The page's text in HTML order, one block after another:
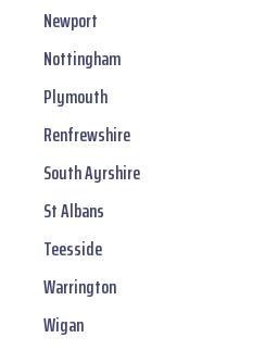
Newport
Nottingham
Plymouth
Renfrewshire
South Ayrshire
St Albans
Teesside
Warrington
Wigan